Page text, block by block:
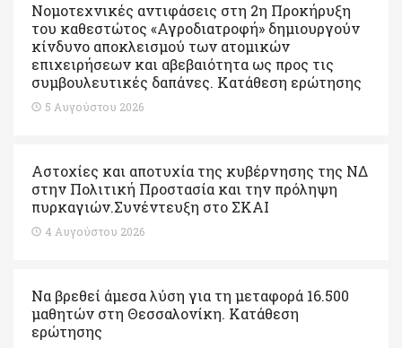
Νομοτεχνικές αντιφάσεις στη 2η Προκήρυξη
του καθεστώτος «Αγροδιατροφή» δημιουργούν
κίνδυνο αποκλεισμού των ατομικών
επιχειρήσεων και αβεβαιότητα ως προς τις
συμβουλευτικές δαπάνες. Κατάθεση ερώτησης
5 Αυγούστου 2026
Αστοχίες και αποτυχία της κυβέρνησης της ΝΔ
στην Πολιτική Προστασία και την πρόληψη
πυρκαγιών.Συνέντευξη στο ΣΚΑΙ
4 Αυγούστου 2026
Να βρεθεί άμεσα λύση για τη μεταφορά 16.500
μαθητών στη Θεσσαλονίκη. Κατάθεση
ερώτησης